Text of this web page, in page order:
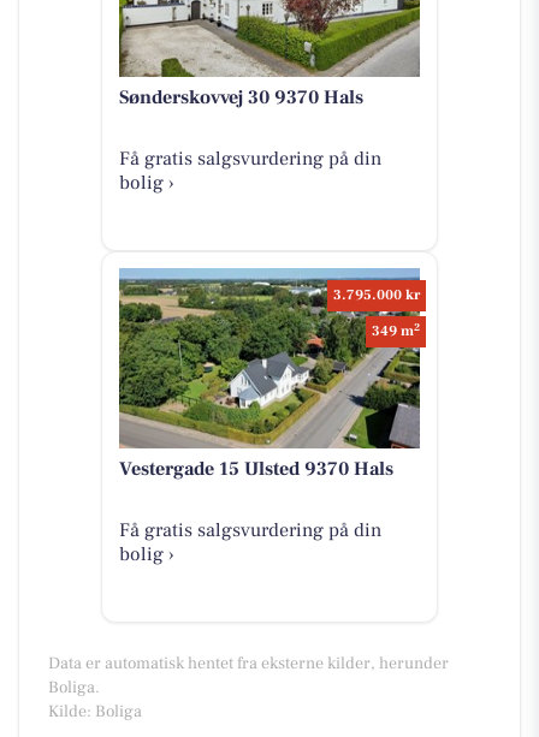
Sønderskovvej 30 9370 Hals
Få gratis salgsvurdering på din
bolig ›
3.795.000 kr
349 m2
Vestergade 15 Ulsted 9370 Hals
Få gratis salgsvurdering på din
bolig ›
Data er automatisk hentet fra eksterne kilder, herunder
Boliga.
Kilde: Boliga